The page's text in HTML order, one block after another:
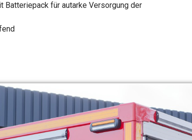
Batteriepack für autarke Versorgung der